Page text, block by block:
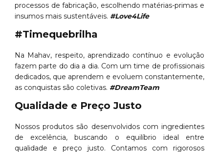
processos de fabricação, escolhendo matérias-primas e
insumos mais sustentáveis. #Love4Life
#Timequebrilha
Na Mahav, respeito, aprendizado contínuo e evolução
fazem parte do dia a dia. Com um time de profissionais
dedicados, que aprendem e evoluem constantemente,
as conquistas são coletivas. #DreamTeam
Qualidade e Preço Justo
Nossos produtos são desenvolvidos com ingredientes
de excelência, buscando o equilíbrio ideal entre
qualidade e preço justo. Contamos com rigorosos